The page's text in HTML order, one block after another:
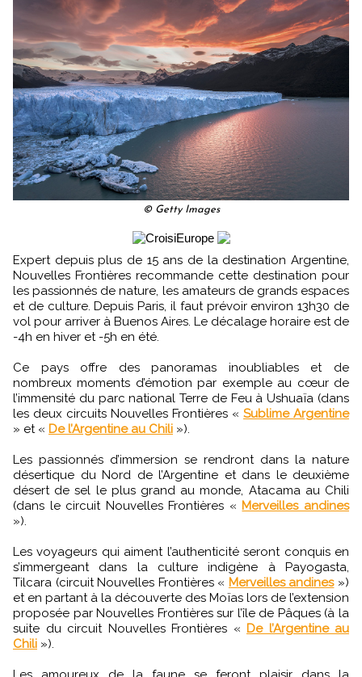
© Getty Images
Expert depuis plus de 15 ans de la destination Argentine,
Nouvelles Frontières recommande cette destination pour
les passionnés de nature, les amateurs de grands espaces
et de culture. Depuis Paris, il faut prévoir environ 13h30 de
vol pour arriver à Buenos Aires. Le décalage horaire est de
-4h en hiver et -5h en été.
Ce pays offre des panoramas inoubliables et de
nombreux moments d’émotion par exemple au cœur de
l’immensité du parc national Terre de Feu à Ushuaïa (dans
les deux circuits Nouvelles Frontières « Sublime Argentine
» et « De l’Argentine au Chili »).
Les passionnés d’immersion se rendront dans la nature
désertique du Nord de l’Argentine et dans le deuxième
désert de sel le plus grand au monde, Atacama au Chili
(dans le circuit Nouvelles Frontières « Merveilles andines
»).
Les voyageurs qui aiment l’authenticité seront conquis en
s’immergeant dans la culture indigène à Payogasta,
Tilcara (circuit Nouvelles Frontières « Merveilles andines»)
et en partant à la découverte des Moïas lors de l’extension
proposée par Nouvelles Frontières sur l’île de Pâques (à la
suite du circuit Nouvelles Frontières « De l’Argentine au
Chili »).